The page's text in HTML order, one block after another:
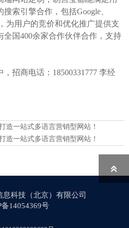
索引擎合作，包括Google、
为用户的竞价和优化推广提供支
国400余家合作伙伴合作，支持
招商电话：18500331777 李经
一站式多语言营销型网站！
一站式多语言营销型网站！
科技（北京）有限公司
备14054369号
